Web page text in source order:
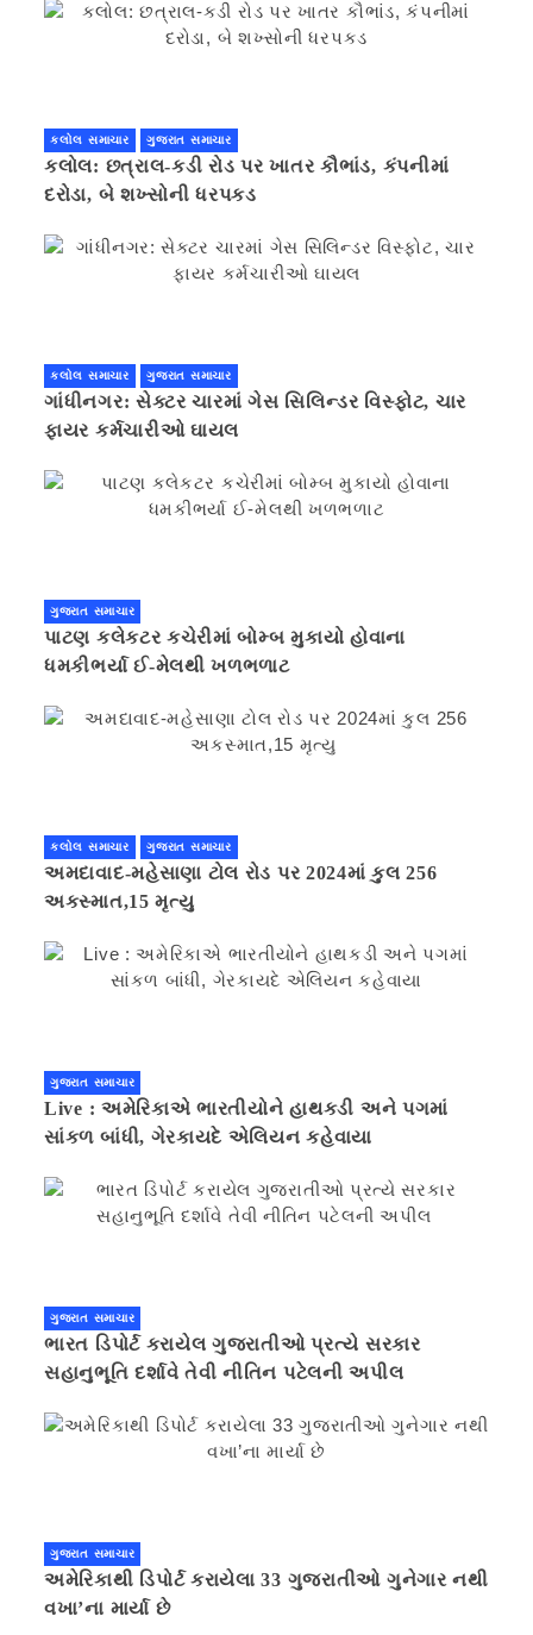
કલોલ સમાચાર ગુજરાત સમાચાર
કલોલ: છત્રાલ-કડી રોડ પર ખાતર કૌભાંડ, કંપનીમાં
દરોડા, બે શખ્સોની ધરપકડ
કલોલ સમાચાર ગુજરાત સમાચાર
ગાંધીનગર: સેક્ટર ચારમાં ગેસ સિલિન્ડર વિસ્ફોટ, ચાર
ફાયર કર્મચારીઓ ઘાયલ
ગુજરાત સમાચાર
પાટણ કલેકટર કચેરીમાં બોમ્બ મુકાયો હોવાના
ધમકીભર્યા ઈ-મેલથી ખળભળાટ
કલોલ સમાચાર ગુજરાત સમાચાર
અમદાવાદ-મહેસાણા ટોલ રોડ પર 2024માં કુલ 256
અકસ્માત,15 મૃત્યુ
ગુજરાત સમાચાર
Live : અમેરિકાએ ભારતીયોને હાથકડી અને પગમાં
સાંકળ બાંધી, ગેરકાયદે એલિયન કહેવાયા
ગુજરાત સમાચાર
ભારત ડિપોર્ટ કરાયેલ ગુજરાતીઓ પ્રત્યે સરકાર
સહાનુભૂતિ દર્શાવે તેવી નીતિન પટેલની અપીલ
ગુજરાત સમાચાર
અમેરિકાથી ડિપોર્ટ કરાયેલા 33 ગુજરાતીઓ ગુનેગાર નથી
વખા’ના માર્યા છે